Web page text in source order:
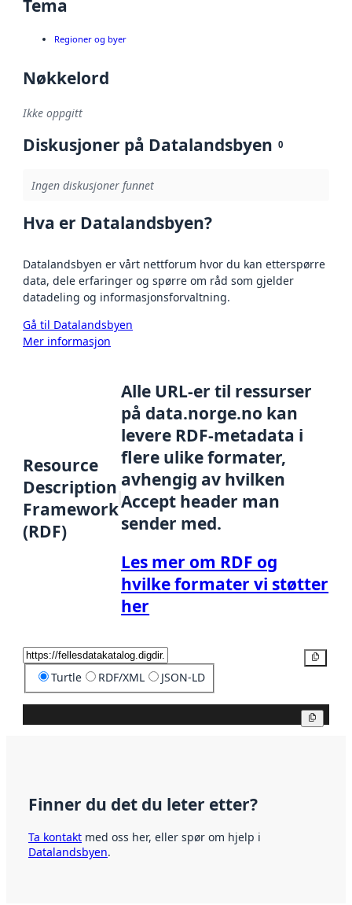
Tema
Regioner og byer
Nøkkelord
Ikke oppgitt
Diskusjoner på Datalandsbyen 0
Ingen diskusjoner funnet
Hva er Datalandsbyen?
Datalandsbyen er vårt nettforum hvor du kan etterspørre
data, dele erfaringer og spørre om råd som gjelder
datadeling og informasjonsforvaltning.
Gå til Datalandsbyen
Mer informasjon
Resource
Description
Framework
(RDF)
Alle URL-er til ressurser
på data.norge.no kan
levere RDF-metadata i
flere ulike formater,
avhengig av hvilken
Accept header man
sender med.
Les mer om RDF og
hvilke formater vi støtter
her
Turtle RDF/XML JSON-LD
Finner du det du leter etter?
Ta kontakt med oss her, eller spør om hjelp i
Datalandsbyen.